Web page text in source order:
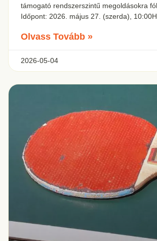
támogató rendszerszintű megoldásokra
Időpont: 2026. május 27. (szerda),
Olvass Tovább »
2026-05-04